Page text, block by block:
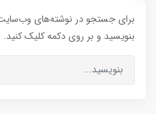
برای جستجو در نوشته‌های
بنویسید و بر روی دکمه کلیک کنید.